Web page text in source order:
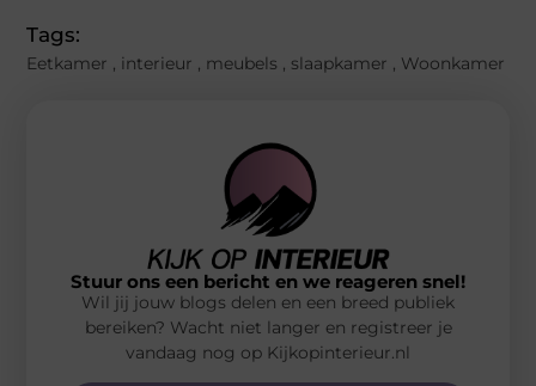
Tags:
Eetkamer , interieur , meubels , slaapkamer , Woonkamer
Stuur ons een bericht en we reageren snel!
Wil jij jouw blogs delen en een breed publiek
bereiken? Wacht niet langer en registreer je
vandaag nog op Kijkopinterieur.nl